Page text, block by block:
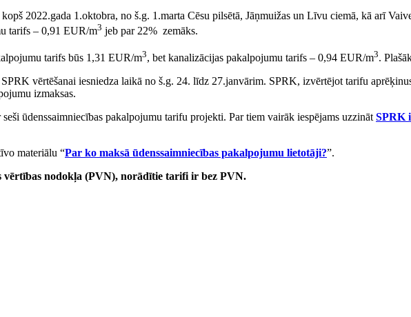
2022.gada 1.oktobra, no š.g. 1.marta Cēsu pilsētā, Jāņmuižas un Līvu ciemā, kā arī
tarifs – 0,91 EUR/m3 jeb par 22% zemāks.
tarifs būs 1,31 EUR/m3, bet kanalizācijas pakalpojumu tarifs – 0,94 EUR/m3.
vērtēšanai iesniedza laikā no š.g. 24. līdz 27.janvārim. SPRK, izvērtējot tarifu
izmaksas.
ūdenssaimniecības pakalpojumu tarifu projekti. Par tiem vairāk iespējams uzzināt SPRK
materiālu “Par ko maksā ūdenssaimniecības pakalpojumu lietotāji?”.
vērtības nodokļa (PVN), norādītie tarifi ir bez PVN.